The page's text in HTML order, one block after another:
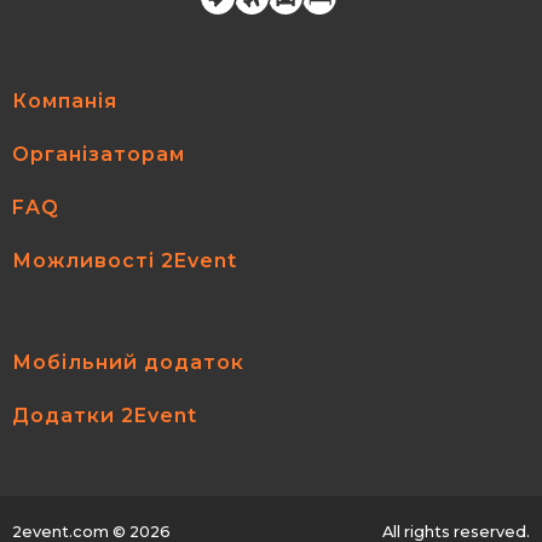
Компанія
Організаторам
FAQ
Можливості 2Event
Мобільний додаток
Додатки 2Event
2event.com © 2026 All rights reserved.